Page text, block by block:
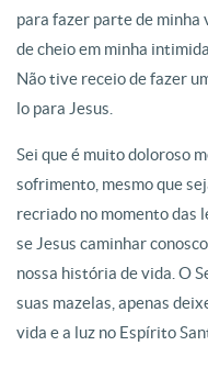
para fazer parte de
de cheio em minha
Não tive receio de fazer
lo para Jesus.
Sei que é muito doloroso
sofrimento, mesmo que
recriado no momento das
se Jesus caminhar
nossa história de vida. O
suas mazelas, apenas
vida e a luz no Espírito